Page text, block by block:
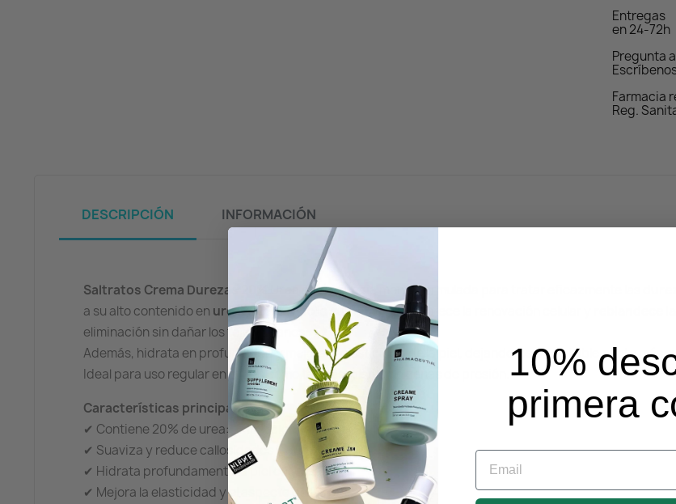
Entregas
en 24-72h
Pregunta
Farmacia
Reg.
DESCRIPCIÓN INFORMACIÓN
Saltratos Crema Durezas 20% Urea está especialmente formulada para tratar eficazmente las
a su alto contenido en urea al 20%, exfolia suavemente, favorece la renovación celular y
eliminación sin dañar los tejidos sanos.
Además, hidrata en profundidad y mejora la elasticidad de la piel, dejando los pies visiblemente más
Ideal para uso regular en zonas como talones, plantas o zonas de presión.
Características principales:
✔ Contiene 20% de urea: exfoliación y renovación intensa
✔ Suaviza y reduce callosidades y durezas
✔ Hidrata profundamente la piel engrosada
✔ Mejora la elasticidad y el aspecto de los pies
10%
primera
Email